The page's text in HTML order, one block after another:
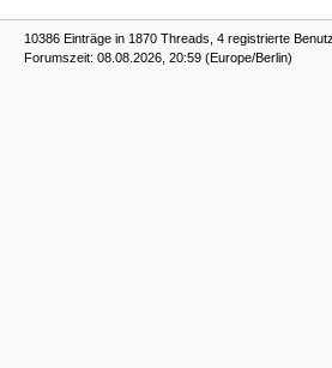
10386 Einträge in 1870 Threads, 4 registrierte
Forumszeit: 08.08.2026, 20:59 (Europe/Berlin)